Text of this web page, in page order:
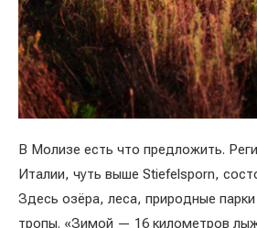
В Молизе есть что предложить.
Италии, чуть выше Stiefelsporn,
Здесь озёра, леса, природные
тропы. «Зимой — 16 километров